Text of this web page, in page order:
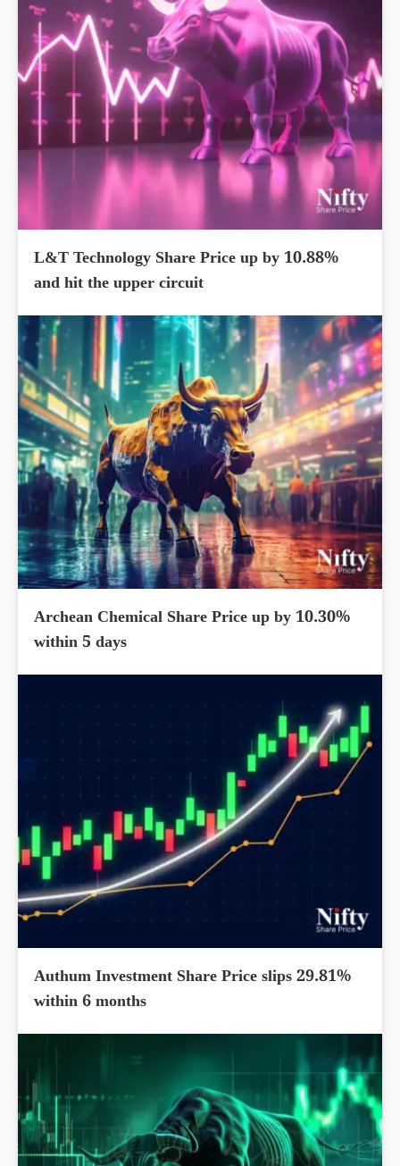
L&T Technology Share Price up by 10.88%
and hit the upper circuit
Archean Chemical Share Price up by 10.30%
within 5 days
Authum Investment Share Price slips 29.81%
within 6 months